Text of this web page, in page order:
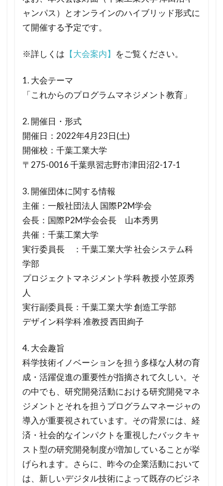
ャンパス）とオンラインのハイブリッド形式に
て開催する予定です。
※詳しくは 【大会案内】 をご覧ください。
1. 大会テーマ
「これからのプログラムマネジメント教育」
2. 開催日・形式
開催日：2022年4月23日(土)
開催校：千葉工業大学
〒275-0016 千葉県習志野市津田沼2-17-1
3. 開催団体に関する情報
主催：一般社団法人 国際P2M学会
会長：国際P2M学会会長 山本秀男
共催：千葉工業大学
実行委員長 ：千葉工業大学 社会システム科
学部
プロジェクトマネジメント学科 教授 小笠原秀
人
実行副委員長：千葉工業大学 創造工学部
デザイン科学科 准教授 西田絢子
4. 大会趣旨
科学技術イノベーションを担う多様な人材の育
成・活躍促進の重要性が指摘されて久しい。そ
の中でも、研究開発活動における研究開発マネ
ジメントとそれを担うプログラムマネージャの
導入が重要視されています。その背景には、経
済・社会的なインパクトを重視したバックキャ
スト型の研究開発制度が増加していることが挙
げられます。さらに、昨今の企業活動において
は、新しいデジタル技術によって既存のビジネ